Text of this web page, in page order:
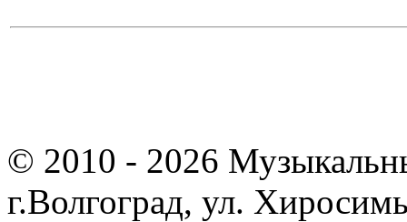
© 2010 - 2026
г.Волгоград, ул.